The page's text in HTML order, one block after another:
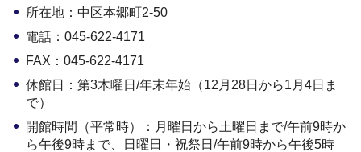
所在地：中区本郷町2-50
電話：045-622-4171
FAX：045-622-4171
休館日：第3木曜日/年末年始（12月28日から1月4日ま
で）
開館時間（平常時）：月曜日から土曜日まで/午前9時か
ら午後9時まで、日曜日・祝祭日/午前9時から午後5時